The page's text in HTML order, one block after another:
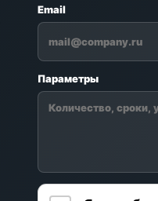
Email
Параметры